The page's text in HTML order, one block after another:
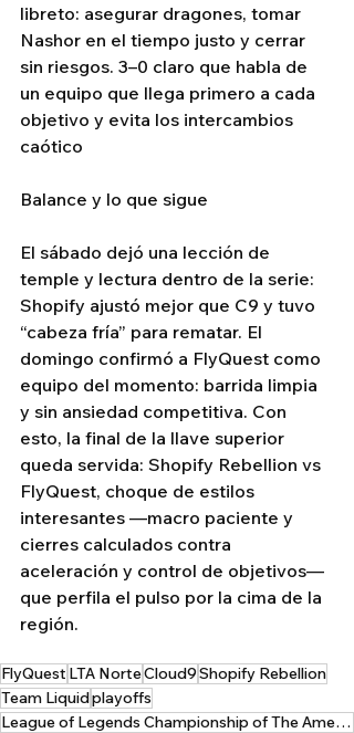
libreto: asegurar dragones, tomar
Nashor en el tiempo justo y cerrar
sin riesgos. 3–0 claro que habla de
un equipo que llega primero a cada
objetivo y evita los intercambios
caótico
Balance y lo que sigue
El sábado dejó una lección de
temple y lectura dentro de la serie:
Shopify ajustó mejor que C9 y tuvo
“cabeza fría” para rematar. El
domingo confirmó a FlyQuest como
equipo del momento: barrida limpia
y sin ansiedad competitiva. Con
esto, la final de la llave superior
queda servida: Shopify Rebellion vs
FlyQuest, choque de estilos
interesantes —macro paciente y
cierres calculados contra
aceleración y control de objetivos—
que perfila el pulso por la cima de la
región.
FlyQuest LTA NorteCloud9Shopify Rebellion
Team Liquidplayoffs
League of Legends Championship of The Americas